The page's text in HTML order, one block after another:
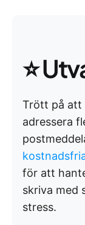
⭐
Trött på att
adressera
för att
skriva med
stress.